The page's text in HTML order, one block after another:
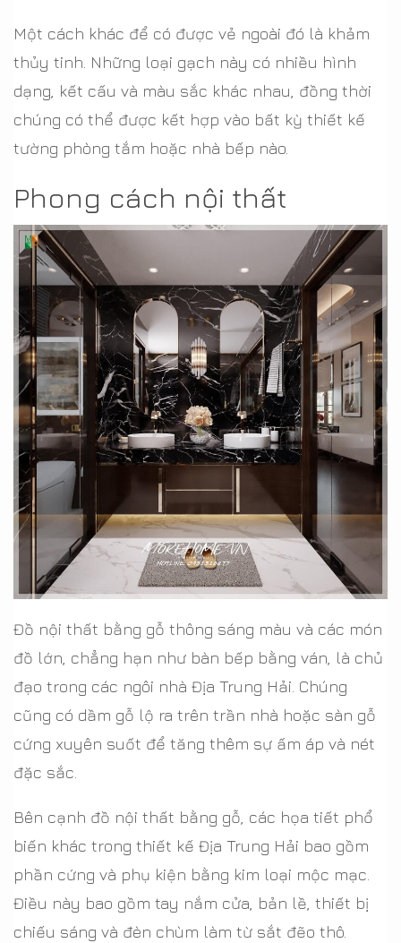
Một cách khác để có được vẻ ngoài đó là khảm
thủy tinh. Những loại gạch này có nhiều hình
dạng, kết cấu và màu sắc khác nhau, đồng thời
chúng có thể được kết hợp vào bất kỳ thiết kế
tường phòng tắm hoặc nhà bếp nào.
Phong cách nội thất
Đồ nội thất bằng gỗ thông sáng màu và các món
đồ lớn, chẳng hạn như bàn bếp bằng ván, là chủ
đạo trong các ngôi nhà Địa Trung Hải. Chúng
cũng có dầm gỗ lộ ra trên trần nhà hoặc sàn gỗ
cứng xuyên suốt để tăng thêm sự ấm áp và nét
đặc sắc.
Bên cạnh đồ nội thất bằng gỗ, các họa tiết phổ
biến khác trong thiết kế Địa Trung Hải bao gồm
phần cứng và phụ kiện bằng kim loại mộc mạc.
Điều này bao gồm tay nắm cửa, bản lề, thiết bị
chiếu sáng và đèn chùm làm từ sắt đẽo thô.